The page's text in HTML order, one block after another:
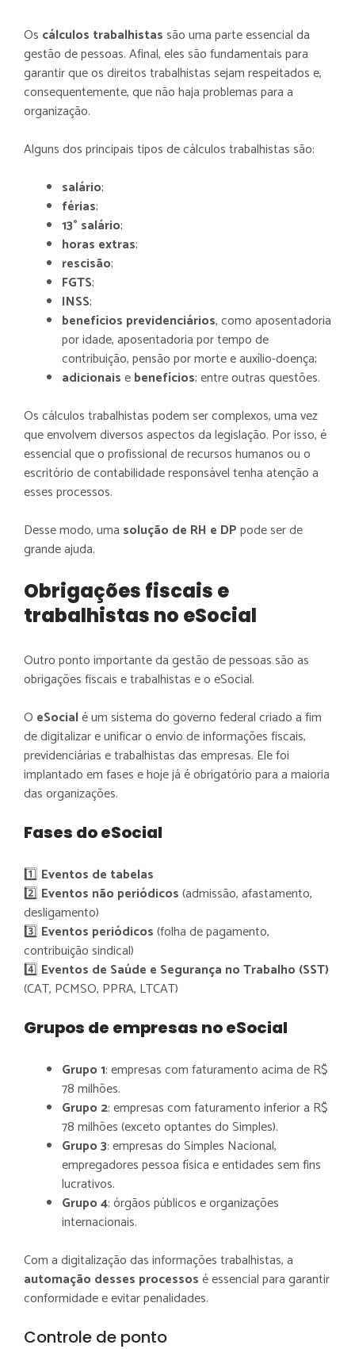
Os cálculos trabalhistassão uma parte essencial da
gestão de pessoas. Afinal, eles são fundamentais para
garantir que os direitos trabalhistas sejam respeitados e,
consequentemente, que não haja problemas para a
organização.
Alguns dos principais tipos de cálculos trabalhistas são:
salário;
férias;
13° salário;
horas extras;
rescisão;
FGTS;
INSS;
benefícios previdenciários, como aposentadoria
por idade, aposentadoria por tempo de
contribuição, pensão por morte e auxílio-doença;
adicionaisebenefícios; entre outras questões.
Os cálculos trabalhistas podem ser complexos, uma vez
que envolvem diversos aspectos da legislação. Por isso, é
essencial que o profissional de recursos humanos ou o
escritório de contabilidade responsável tenha atenção a
esses processos.
Desse modo, uma solução de RH e DPpode ser de
grande ajuda.
Obrigações fiscais e
trabalhistas no eSocial
Outro ponto importante da gestão de pessoas são as
obrigações fiscais e trabalhistas e o eSocial.
O eSocialé um sistema do governo federal criado a fim
de digitalizar e unificar o envio de informações fiscais,
previdenciárias e trabalhistas das empresas. Ele foi
implantado em fases e hoje já é obrigatório para a maioria
das organizações.
Fases do eSocial
1️⃣ Eventos de tabelas
2️⃣ Eventos não periódicos(admissão, afastamento,
desligamento)
3️⃣ Eventos periódicos(folha de pagamento,
contribuição sindical)
4️⃣ Eventos de Saúde e Segurança no Trabalho (SST)
(CAT, PCMSO, PPRA, LTCAT)
Grupos de empresas no eSocial
Grupo 1: empresas com faturamento acima de R$
78 milhões.
Grupo 2: empresas com faturamento inferior a R$
78 milhões (exceto optantes do Simples).
Grupo 3: empresas do Simples Nacional,
empregadores pessoa física e entidades sem fins
lucrativos.
Grupo 4: órgãos públicos e organizações
internacionais.
Com a digitalização das informações trabalhistas, a
automação desses processosé essencial para garantir
conformidade e evitar penalidades.
Controle de ponto